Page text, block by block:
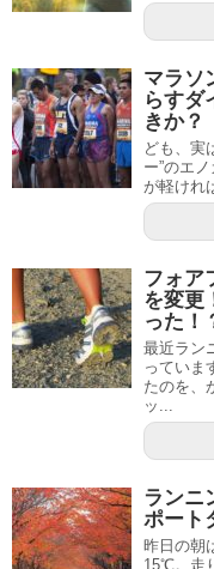
マラソ
らすダ
きか？
ども、実
ー”のエ
が軽けれ
フォア
を変更
った！
最近ラン
っていま
たのを、
ッ...
ランニ
ポート
昨日の朝
15℃。走